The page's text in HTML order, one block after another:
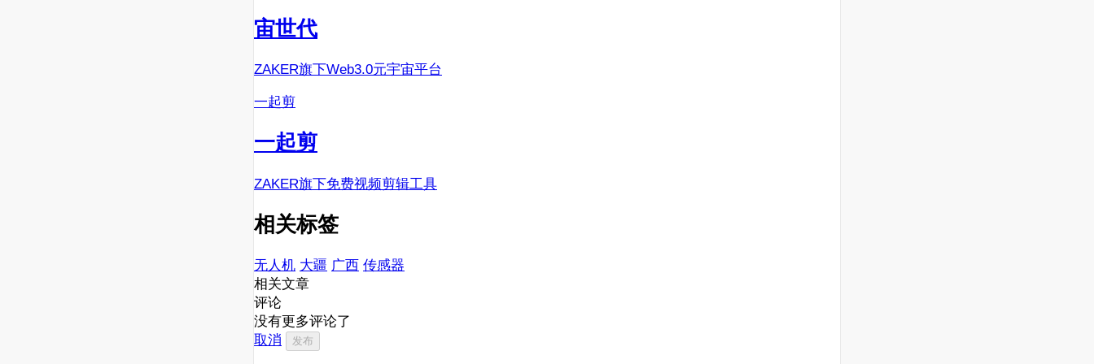
宙世代
ZAKER旗下Web3.0元宇宙平台
一起剪
一起剪
ZAKER旗下免费视频剪辑工具
相关标签
无人机 大疆 广西 传感器
相关文章
评论
没有更多评论了
取消
发布